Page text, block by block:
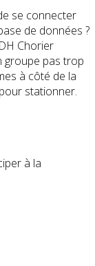
se connecter
de données ?
Chorier
groupe pas trop
à côté de la
stationner.
à la